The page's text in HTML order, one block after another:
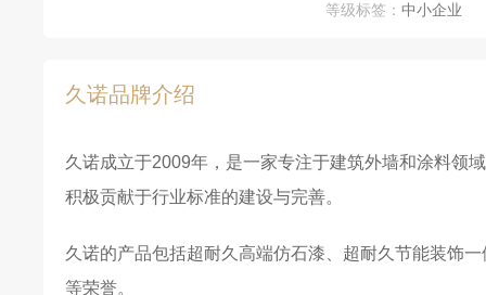
等级标签： 中小企业
久诺品牌介绍
久诺成立于2009年，是一家专注于建筑外墙和涂料领
积极贡献于行业标准的建设与完善。
久诺的产品包括超耐久高端仿石漆、超耐久节能装饰
等荣誉。